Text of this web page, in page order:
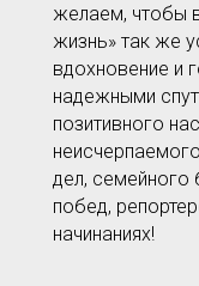
желаем, чтобы
жизнь» так же
вдохновение и
надежными
позитивного
дел, семейного
побед,
начинаниях!